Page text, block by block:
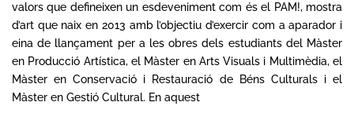
valors que defineixen un esdeveniment com és el PAM!, mostra
d’art que naix en 2013 amb l’objectiu d’exercir com a aparador i
eina de llançament per a les obres dels estudiants del Màster
en Producció Artística, el Màster en Arts Visuals i Multimèdia, el
Màster en Conservació i Restauració de Béns Culturals i el
Màster en Gestió Cultural. En aquest